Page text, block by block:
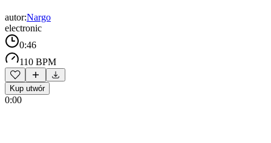
autor:Nargo
electronic
0:46
110 BPM
Kup utwór
0:00